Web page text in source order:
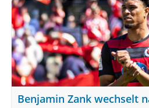
Benjamin Zank wechselt